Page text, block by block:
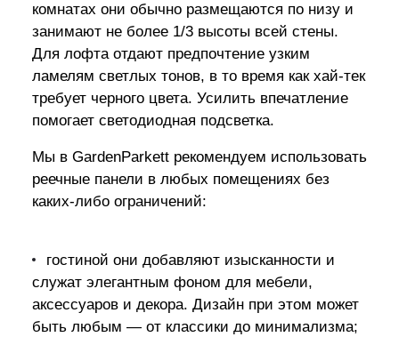
комнатах они обычно размещаются по низу и
занимают не более 1/3 высоты всей стены.
Для лофта отдают предпочтение узким
ламелям светлых тонов, в то время как хай-тек
требует черного цвета. Усилить впечатление
помогает светодиодная подсветка.
Мы в GardenParkett рекомендуем использовать
реечные панели в любых помещениях без
каких-либо ограничений:
гостиной они добавляют изысканности и
служат элегантным фоном для мебели,
аксессуаров и декора. Дизайн при этом может
быть любым — от классики до минимализма;